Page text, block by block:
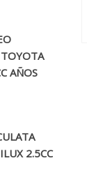
AÑOS
2.5CC